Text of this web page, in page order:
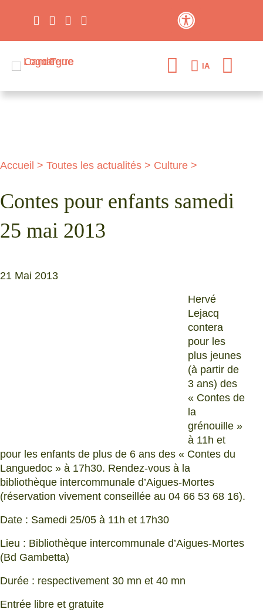
IA
Accueil > Toutes les actualités > Culture >
Contes pour enfants samedi
25 mai 2013
21 Mai 2013
Hervé
Lejacq
contera
pour les
plus jeunes
(à partir de
3 ans) des
« Contes de
la
grénouille »
à 11h et
pour les enfants de plus de 6 ans des « Contes du
Languedoc » à 17h30. Rendez-vous à la
bibliothèque intercommunale d’Aigues-Mortes
(réservation vivement conseillée au 04 66 53 68 16).
Date : Samedi 25/05 à 11h et 17h30
Lieu : Bibliothèque intercommunale d’Aigues-Mortes
(Bd Gambetta)
Durée : respectivement 30 mn et 40 mn
Entrée libre et gratuite